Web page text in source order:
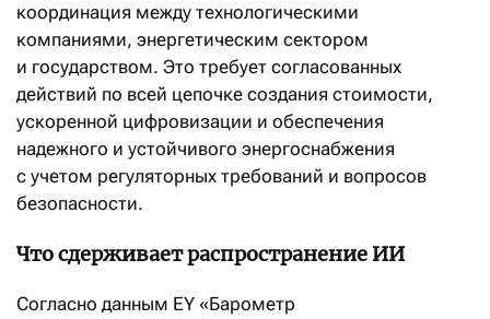
координация между технологическими
компаниями, энергетическим сектором
и государством. Это требует согласованных
действий по всей цепочке создания стоимости,
ускоренной цифровизации и обеспечения
надежного и устойчивого энергоснабжения
с учетом регуляторных требований и вопросов
безопасности.
Что сдерживает распространение ИИ
Согласно данным EY «Барометр